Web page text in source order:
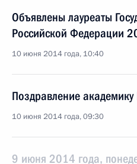
Объявлены лауреаты
Российской Федерации
10 июня 2014 года, 10:40
Поздравление
10 июня 2014 года, 09:30
9 июня 2014 года,